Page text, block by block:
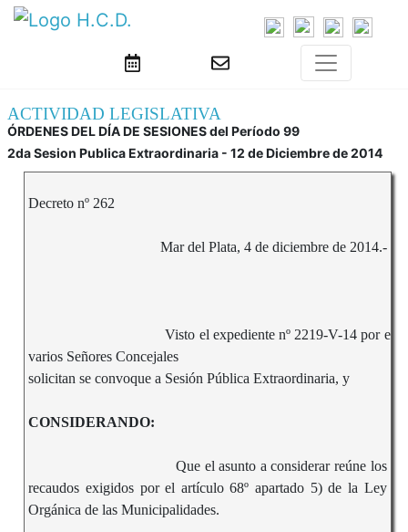
ACTIVIDAD LEGISLATIVA
ÓRDENES DEL DÍA DE SESIONES del Período 99
2da Sesion Publica Extraordinaria - 12 de Diciembre de 2014
Decreto nº 262
Mar del Plata, 4 de diciembre de 2014.-
Visto el expediente nº 2219-V-14 por el
varios Señores Concejales
solicitan se convoque a Sesión Pública Extraordinaria, y
CONSIDERANDO:
Que el asunto a considerar reúne los
recaudos exigidos por el artículo 68º apartado 5) de la Ley
Orgánica de las Municipalidades.